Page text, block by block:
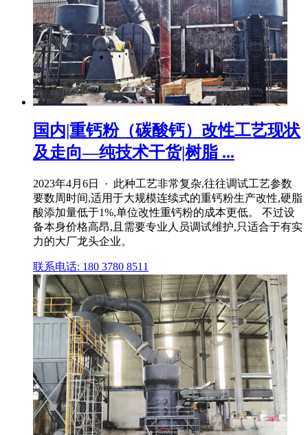
国内|重钙粉（碳酸钙）改性工艺现状
及走向—纯技术干货|树脂 ...
2023年4月6日 · 此种工艺非常复杂,往往调试工艺参数
要数周时间,适用于大规模连续式的重钙粉生产改性,硬脂
酸添加量低于1%,单位改性重钙粉的成本更低。 不过设
备本身价格高昂,且需要专业人员调试维护,只适合于有实
力的大厂龙头企业。
联系电话: 180 3780 8511